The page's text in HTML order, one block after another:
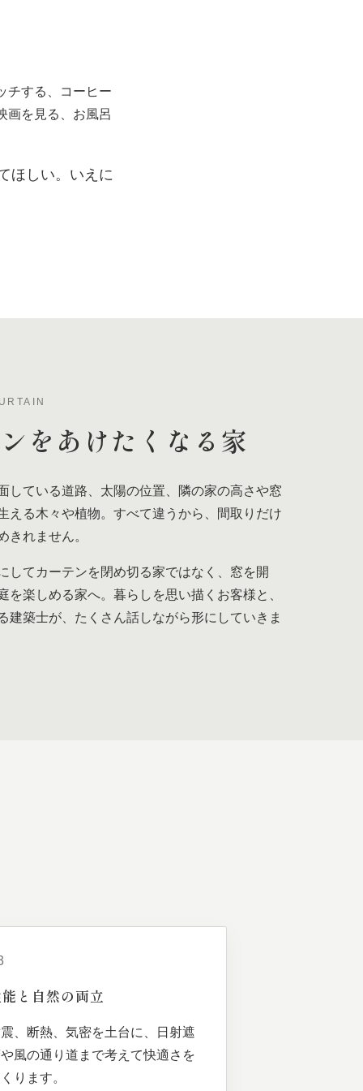
チする、コーヒー
画を見る、お風呂
ほしい。いえに
を あけたくなる家
している道路、太陽の位置、隣の家の高さや窓
える木々や植物。すべて違うから、間取りだけ
きれません。
してカーテンを閉め切る家ではなく、窓を開
を楽しめる家へ。暮らしを思い描くお客様と、
建築士が、たくさん話しながら形にしていきま
と 自然の両立
、断熱、気密を土台に、日射遮
風の通り道まで考えて快適さを
ります。